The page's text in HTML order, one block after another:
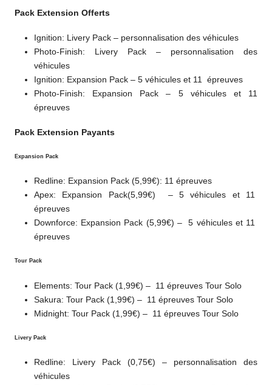
Pack Extension Offerts
Ignition: Livery Pack – personnalisation des véhicules
Photo-Finish: Livery Pack – personnalisation des
véhicules
Ignition: Expansion Pack – 5 véhicules et 11 épreuves
Photo-Finish: Expansion Pack – 5 véhicules et 11
épreuves
Pack Extension Payants
Expansion Pack
Redline: Expansion Pack (5,99€): 11 épreuves
Apex: Expansion Pack(5,99€) – 5 véhicules et 11
épreuves
Downforce: Expansion Pack (5,99€) – 5 véhicules et 11
épreuves
Tour Pack
Elements: Tour Pack (1,99€) – 11 épreuves Tour Solo
Sakura: Tour Pack (1,99€) – 11 épreuves Tour Solo
Midnight: Tour Pack (1,99€) – 11 épreuves Tour Solo
Livery Pack
Redline: Livery Pack (0,75€) – personnalisation des
véhicules